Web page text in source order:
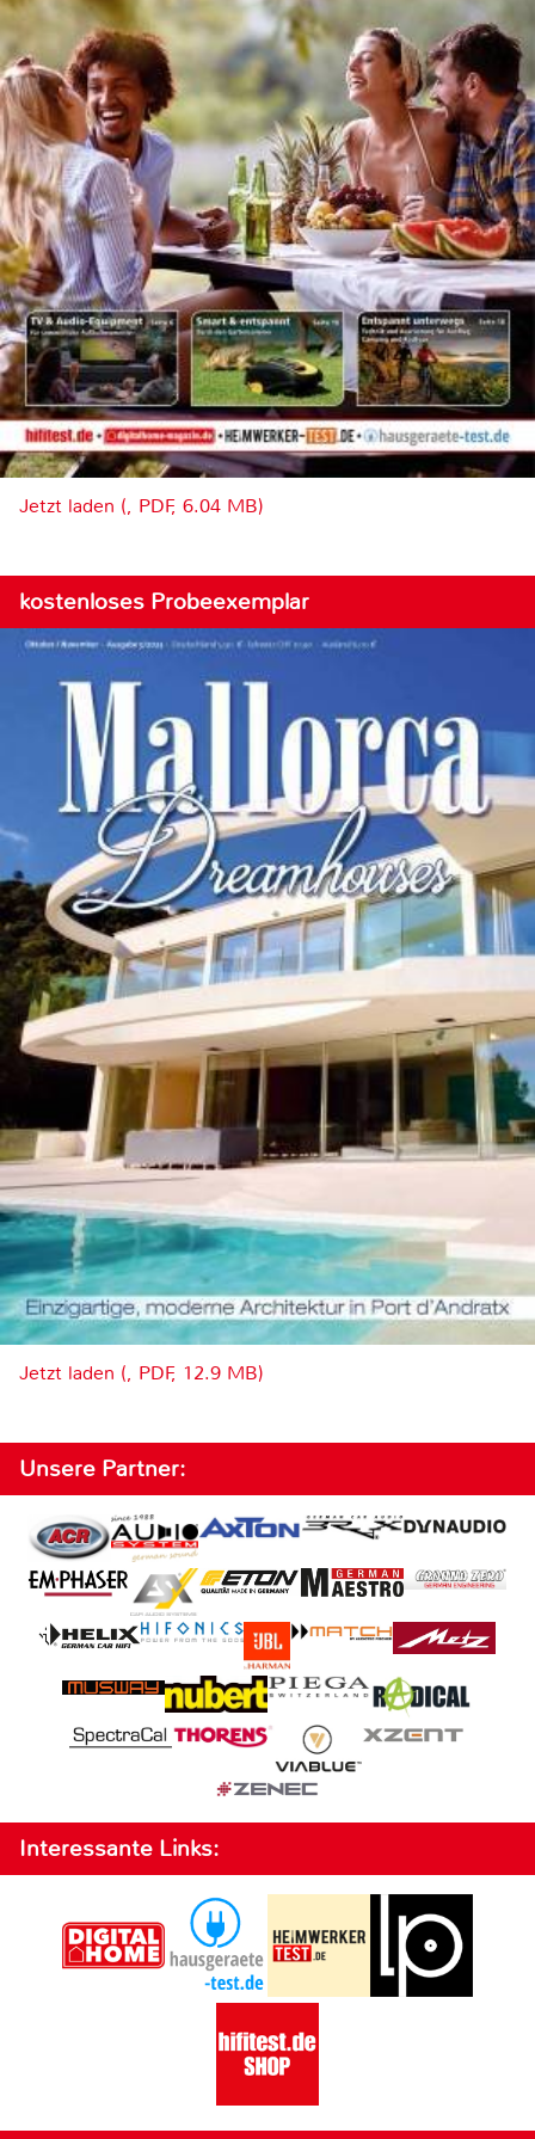
Jetzt laden (, PDF, 6.04 MB)
kostenloses Probeexemplar
Jetzt laden (, PDF, 12.9 MB)
Unsere Partner:
Interessante Links: